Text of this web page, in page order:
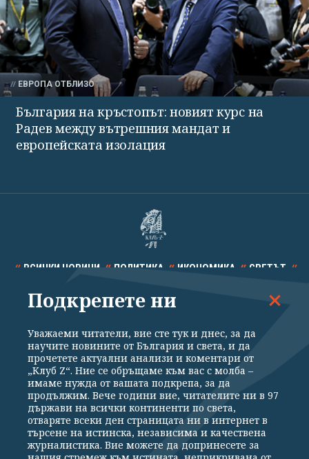
ЕВРОПА ОТБЛИЗО
България на кръстопът: новият курс на
Радев между вътрешния мандат и
европейската изолация
ВСИЧКИ НОВИНИ ПОЛИТИКА ИКОНОМИКА СВЕТЪТ
СПОРТ КУЛТУРА ТЕХНОЛОГИИ КАЛЕЙДОСКОП
Общи условия
Политика за поверителност
Реклама
Партньори Контакти
За Клуб Z
Екип
Подкрепете ни
Подкрепете ни
Уважаеми читатели, вие сте тук и днес, за да
научите новините от България и света, и да
прочетете актуални анализи и коментари от
„Клуб Z“. Ние се обръщаме към вас с молба –
имаме нужда от вашата подкрепа, за да
продължим. Вече години вие, читателите ни в 97
държави на всички континенти по света,
отваряте всеки ден страницата ни в интернет в
търсене на истинска, независима и качествена
журналистика. Вие можете да допринесете за